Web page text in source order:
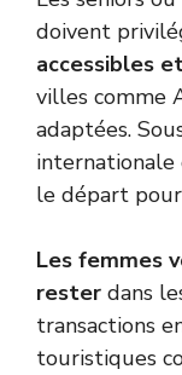
doivent
accessibles
villes comme
adaptées.
internationale
le départ
Les femmes
rester dans
transactions
touristiques